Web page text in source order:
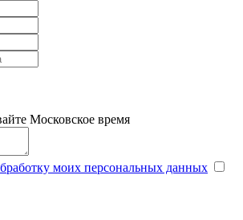
Московское время
моих персональных данных